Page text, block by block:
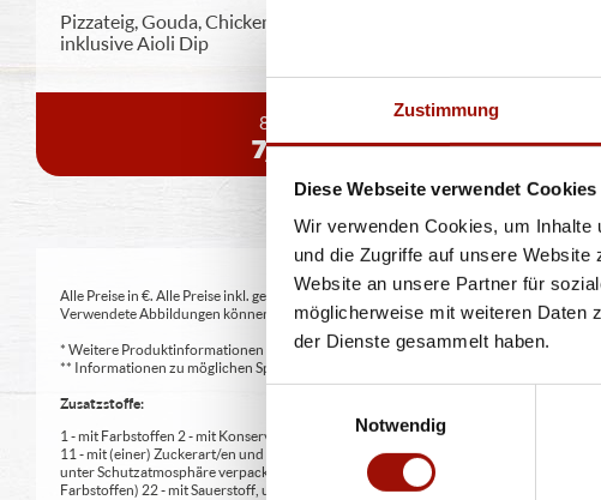
Zustimmung
Diese Webseite verwendet Cookies
Wir verwenden Cookies, um Inhalte
und die Zugriffe auf unsere
Website an unsere Partner für
möglicherweise mit weiteren Daten
der Dienste gesammelt haben.
Notwendig
Pizzateig, Gouda, Chicken-Kebab, rote Zwiebeln,
inklusive Aioli Dip
8 Stück
7,49 €
Alle Preise in €. Alle Preise inkl. gesetzl. MwSt. Alle Angaben zu Grammaturen oder
Verwendete Abbildungen können von den tatsächlich gelieferten Produkten
* Weitere Produktinformationen zu vorverpackten Lebensmitteln finden Sie unter
** Informationen zu möglichen Spuren von Allergenen seitens unsere Hersteller
Zusatzstoffe:
1 - mit Farbstoffen 2 - mit Konservierungsmittel 3 - mit Antioxidationsmittel 4 - mit
11 - mit (einer) Zuckerart/en und Süßungsmittel/n 12 - nur bei Tafelsüßen zusätzlich
unter Schutzatmosphäre verpackt 16 - chininhaltig 17 - koffeinhaltig 18 - mit
Farbstoffen) 22 - mit Sauerstoff, unter Hochdruck, farbstabilisierend (bei